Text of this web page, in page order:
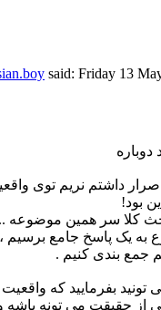
said: Friday 13
دوباره
اصرار داشتم نریم توی
بود!
کلا سر همین موضوعه ...
به یک پاسخ جامع برسیم
جمع بندی کنیم .
تونید بفرمایید که
از حقیقت می تونه